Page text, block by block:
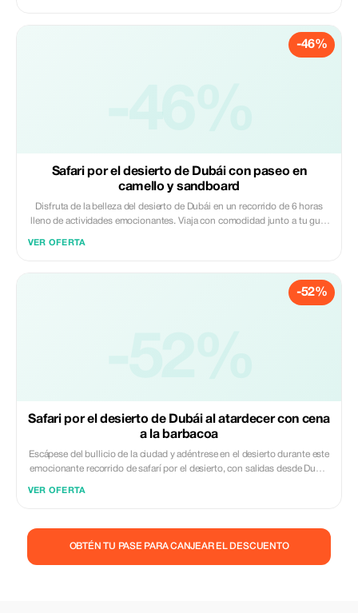
-46%
-46%
Safari por el desierto de Dubái con paseo en
camello y sandboard
Disfruta de la belleza del desierto de Dubái en un recorrido de 6 horas
lleno de actividades emocionantes. Viaja con comodidad junto a tu guía
bajo cielos estrellados. Disfruta de una deliciosa cena barbacoa
alrededor de una auténtica fogata, con opciones vegetarianas incluidas.
VER OFERTA
-52%
Safari por el desierto de Dubái al atardecer con cena
a la barbacoa
Escápese del bullicio de la ciudad y adéntrese en el desierto durante este
emocionante recorrido de safarí por el desierto, con salidas desde Dubái
VER OFERTA
OBTÉN TU PASE PARA CANJEAR EL DESCUENTO